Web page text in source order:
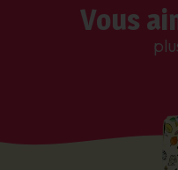
savoureuse.
Facile, rapide, et avec
pause fraicheur
journée ou pour
c’est l’adopter !
Vous